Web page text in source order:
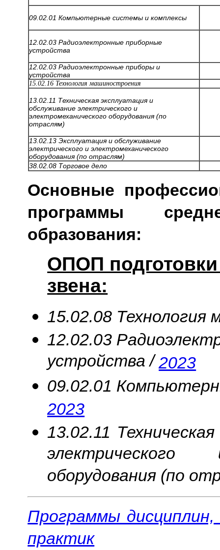
09.02.01 Компьютерные системы и комплексы
12.02.03 Радиоэлектронные приборные
устройства
12.02.03 Радиоэлектронные приборы и
устройства
15.02.16 Технология машиностроения
13.02.11 Техническая эксплуатация и
обслуживание электрического и
электромеханического оборудования (по
отраслям)
13.02.13 Эксплуатация и обслуживание
электрического и электромеханического
оборудования (по отраслям)
38.02.08 Торговое дело
Основные
программы
образования:
ОПОП
звена:
15.02.08
12.02.03
устройства /2023
09.02.01
2023
13.02.11
электрического
оборудования (по
Программы
практик